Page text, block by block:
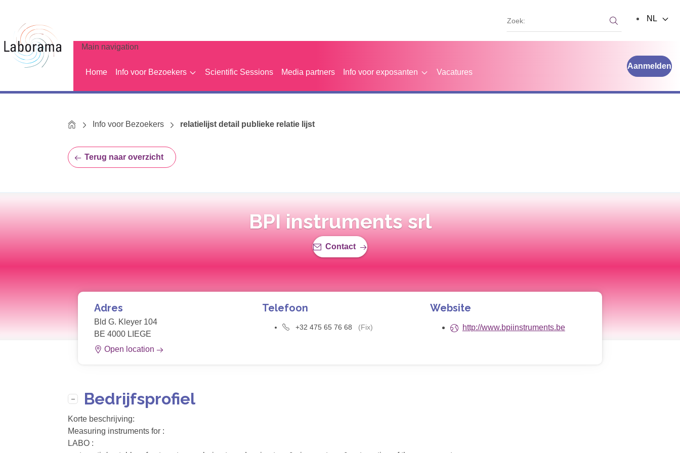
Main navigation
Home Info voor Bezoekers Scientific Sessions Media partners Info voor exposanten Vacatures
Aanmelden
Zoek:
NL
HomeInfo voor Bezoekers relatielijst detail publieke relatie lijst
Terug naar overzicht
BPI instruments srl
Contact
Adres
Bld G. Kleyer 104
BE 4000 LIEGE
Open location
Telefoon
+32 475 65 76 68 (Fix)
Website
http://www.bpiinstruments.be
Bedrijfsprofiel
Korte beschrijving:
Measuring instruments for :
LABO :